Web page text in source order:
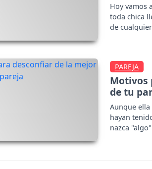
Hoy vamos
toda chica
de
PAREJA
Motivos
de tu
Aunque
hayan
nazca